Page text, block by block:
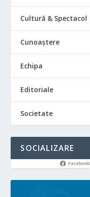
Cultură & Spectacol
Cunoaștere
Echipa
Editoriale
Societate
SOCIALIZARE
Facebook